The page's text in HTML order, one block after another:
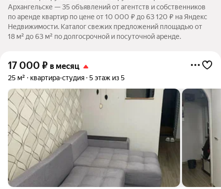
Архангельске — 35 объявлений от агентств и собственников
по аренде квартир по цене от 10 000 ₽ до 63 120 ₽ на Яндекс
Недвижимости. Каталог свежих предложений площадью от
18 м² до 63 м² по долгосрочной и посуточной аренде.
17 000 ₽ в месяц
25 м² квартира-студия 5 этаж из 5